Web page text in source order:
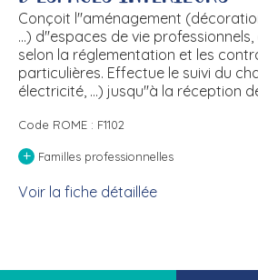
Conçoit l''aménagement
...) d''espaces de vie
selon la réglementation et les
particulières. Effectue le suivi du
électricité, ...) jusqu''à la réception
Code ROME : F1102
+ Familles professionnelles
Voir la fiche détaillée